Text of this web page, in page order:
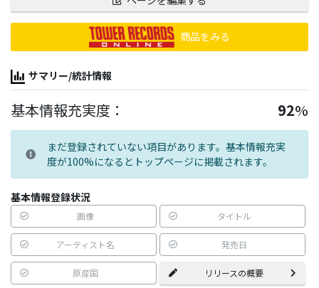
商品をみる
サマリー/統計情報
基本情報充実度： 92%
まだ登録されていない項目があります。基本情報充実
度が100%になるとトップページに掲載されます。
基本情報登録状況
画像 タイトル
アーティスト名 発売日
原産国 リリースの概要